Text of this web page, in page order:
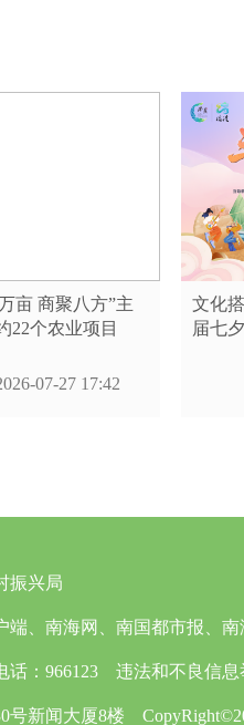
亩 商聚八方”主
22个农业项目
07-27 17:42
文化
届七
振兴局
端、南海网、南国都市报、
话：966123 违法和不良信息
号新闻大厦8楼